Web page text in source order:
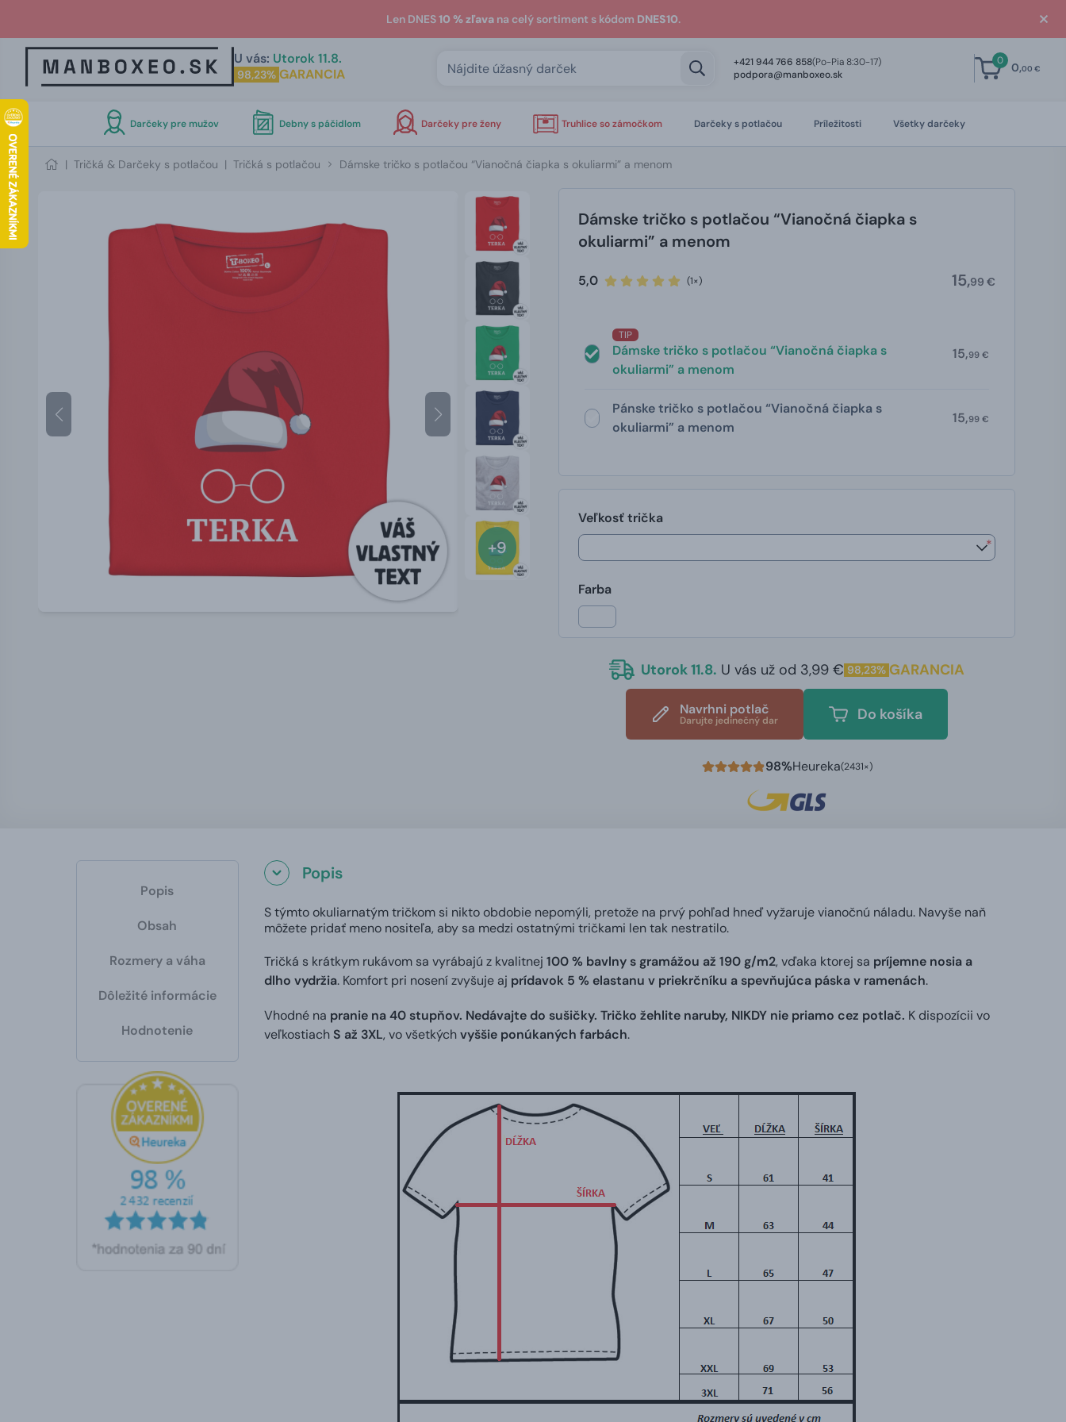
Len DNES10 % zľavana celý sortiment s kódom DNES10.
U vás: Utorok 11.8.
98,23% GARANCIA
+421 944 766 858(Po-Pia 8:30-17)
podpora@manboxeo.sk
0 0,00 €
Darčeky pre mužov Debny s páčidlom Darčeky pre ženy Truhlice so zámočkom Darčeky s potlačou Príležitosti Všetky darčeky
| Tričká & Darčeky s potlačou | Tričká s potlačou Dámske tričko s potlačou “Vianočná čiapka s okuliarmi” a menom
+9
Dámske tričko s potlačou “Vianočná čiapka s
okuliarmi” a menom
5,0 (1×) 15,99 €
TIP
Dámske tričko s potlačou “Vianočná čiapka s
okuliarmi” a menom
15,99 €
Pánske tričko s potlačou “Vianočná čiapka s
okuliarmi” a menom
15,99 €
Veľkosť trička
*
Farba
Utorok 11.8. U vás už od 3,99 € 98,23% GARANCIA
Navrhni potlač
Darujte jedinečný dar Do košíka
98%Heureka(2431×)
Popis
Obsah
Rozmery a váha
Dôležité informácie
Hodnotenie
Popis
S týmto okuliarnatým tričkom si nikto obdobie nepomýli, pretože na prvý pohľad hneď vyžaruje vianočnú náladu. Navyše naň
môžete pridať meno nositeľa, aby sa medzi ostatnými tričkami len tak nestratilo.
Tričká s krátkym rukávom sa vyrábajú z kvalitnej 100 % bavlny s gramážou až 190 g/m2, vďaka ktorej sa príjemne nosia a
dlho vydržia. Komfort pri nosení zvyšuje aj prídavok 5 % elastanu v priekrčníku a spevňujúca páska v ramenách.
Vhodné na pranie na 40 stupňov. Nedávajte do sušičky. Tričko žehlite naruby, NIKDY nie priamo cez potlač. K dispozícii vo
veľkostiach S až 3XL, vo všetkýchvyššie ponúkaných farbách.